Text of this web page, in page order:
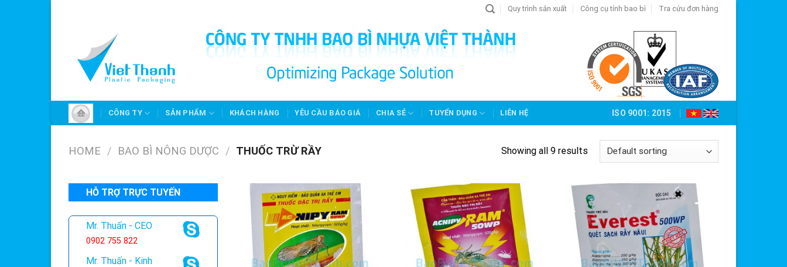
Quy trình sản xuất Công cụ tính bao bì Tra cứu đơn hàng
CÔNG TY SẢN PHẨM KHÁCH HÀNG YÊU CẦU BÁO GIÁ CHIA SẺ TUYỂN DỤNG LIÊN HỆ ISO 9001: 2015
HOME / BAO BÌ NÔNG DƯỢC / THUỐC TRỪ RẦY Showing all 9 results
HỖ TRỢ TRỰC TUYẾN
Mr. Thuấn - CEO
0902 755 822
Mr. Thuấn - Kinh